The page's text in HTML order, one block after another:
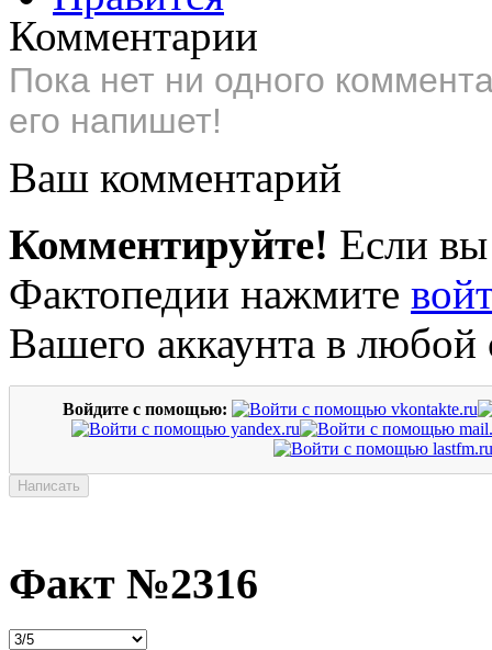
Комментарии
Пока нет ни одного
его напишет!
Ваш комментарий
Комментируйте! Если вы
Фактопедии нажмите
Вашего аккаунта в любой
Войдите с помощью:
Факт №2316